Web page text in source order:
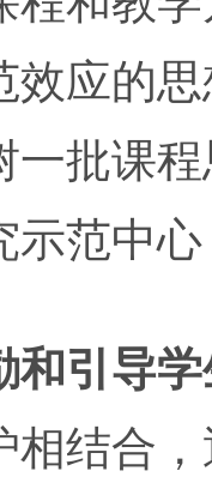
效应的
一批课
示范中
和引导
相结合